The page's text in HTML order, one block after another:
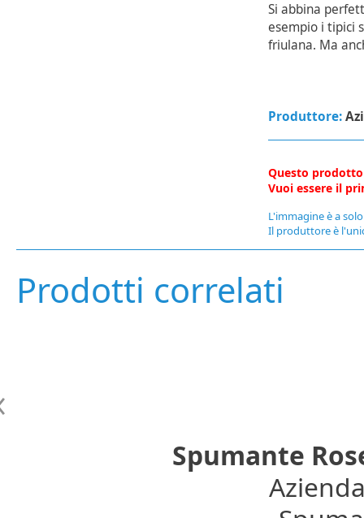
Si abbina
esempio i tipici
friulana. Ma
Produttore:
Questo
Vuoi essere il
L'immagine è a
Il produttore è
Prodotti correlati
Spumante